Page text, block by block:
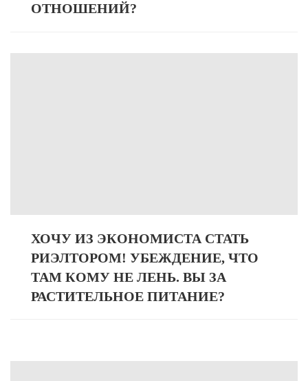
ОТНОШЕНИЙ?
ХОЧУ ИЗ ЭКОНОМИСТА СТАТЬ
РИЭЛТОРОМ! УБЕЖДЕНИЕ, ЧТО
ТАМ КОМУ НЕ ЛЕНЬ. ВЫ ЗА
РАСТИТЕЛЬНОЕ ПИТАНИЕ?